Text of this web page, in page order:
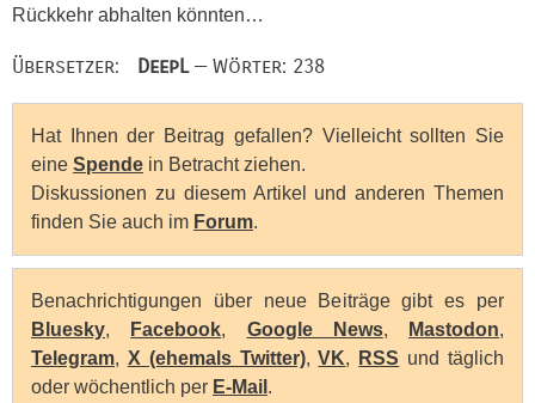
Rückkehr abhalten könnten…
Übersetzer: DeepL— Wörter: 238
Hat Ihnen der Beitrag gefallen? Vielleicht sollten Sie
eine Spende in Betracht ziehen.
Diskussionen zu diesem Artikel und anderen Themen
finden Sie auch im Forum.
Benachrichtigungen über neue Beiträge gibt es per
Bluesky, Facebook, Google News, Mastodon,
Telegram, X (ehemals Twitter),VK, RSS und täglich
oder wöchentlich per E-Mail .